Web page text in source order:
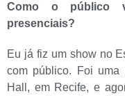
Como o público
presenciais?
Eu já fiz um show no
com público. Foi
Hall, em Recife, e